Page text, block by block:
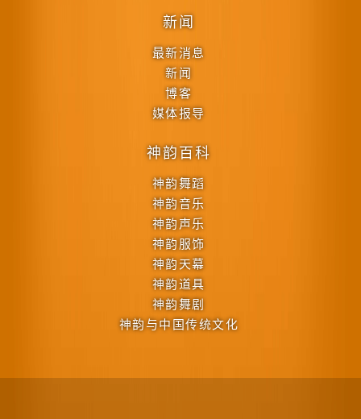
新闻
最新消息
新闻
博客
媒体报导
神韵百科
神韵舞蹈
神韵音乐
神韵声乐
神韵服饰
神韵天幕
神韵道具
神韵舞剧
神韵与中国传统文化